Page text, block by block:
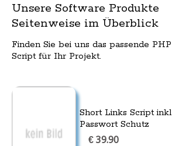
Unsere Software Produkte
Seitenweise im Überblick
Finden Sie bei uns das passende PHP
Script für Ihr Projekt.
Short Links Script inkl
Passwort Schutz
€ 39.90